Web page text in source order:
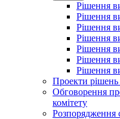
Рішення
Рішення
Рішення
Рішення
Рішення
Рішення
Рішення
Проекти рішень
Обговорення
комітету
Розпорядження